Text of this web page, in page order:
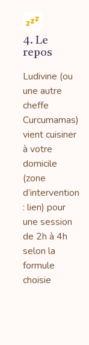
4. Le
repos
Ludivine (ou
une autre
cheffe
Curcumamas)
vient cuisiner
à votre
domicile
(zone
d’intervention
: lien) pour
une session
de 2h à 4h
selon la
formule
choisie